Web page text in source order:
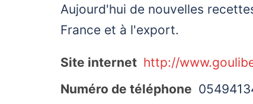
Aujourd'hui de nouvelles
France et à l'export.
Site internet http://
Numéro de téléphone